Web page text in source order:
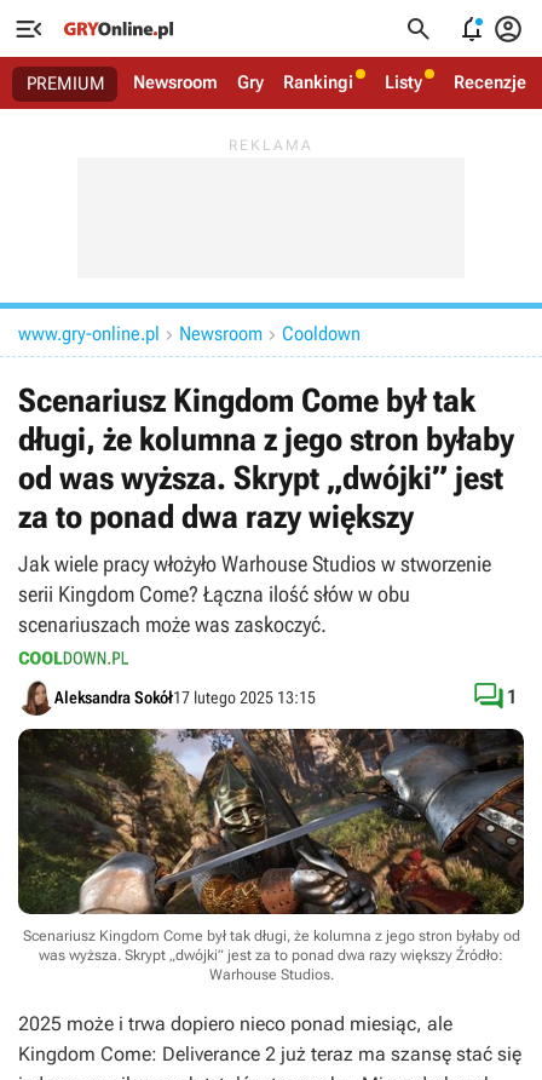
   
PREMIUM Newsroom Gry Rankingi Listy Recenzje
www.gry-online.pl  Newsroom  Cooldown
Scenariusz Kingdom Come był tak
długi, że kolumna z jego stron byłaby
od was wyższa. Skrypt „dwójki” jest
za to ponad dwa razy większy
Jak wiele pracy włożyło Warhouse Studios w stworzenie
serii Kingdom Come? Łączna ilość słów w obu
scenariuszach może was zaskoczyć.
Aleksandra Sokół17 lutego 2025 13:15  1
Scenariusz Kingdom Come był tak długi, że kolumna z jego stron byłaby od
was wyższa. Skrypt „dwójki” jest za to ponad dwa razy większy Źródło:
Warhouse Studios.
2025 może i trwa dopiero nieco ponad miesiąc, ale
Kingdom Come: Deliverance 2 już teraz ma szansę stać się